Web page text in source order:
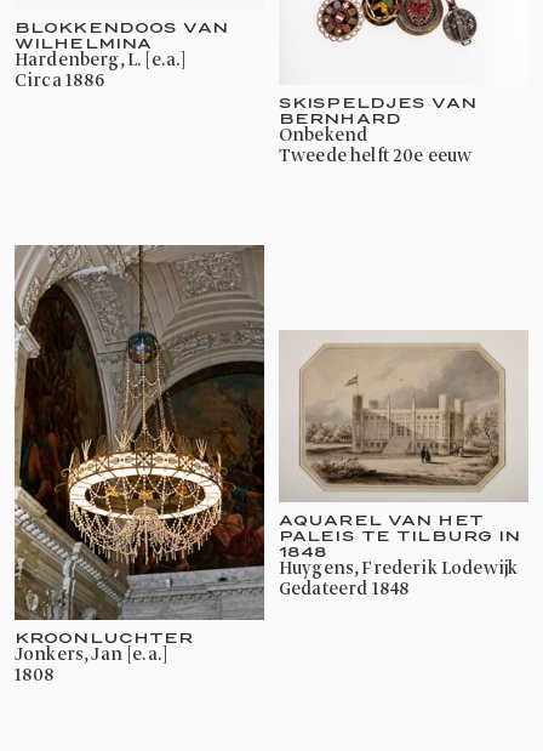
BLOKKENDOOS VAN
WILHELMINA
Hardenberg, L. [e.a.]
circa 1886
SKISPELDJES VAN
BERNHARD
onbekend
tweede helft 20e eeuw
KROONLUCHTER
Jonkers, Jan [e.a.]
1808
AQUAREL VAN HET
PALEIS TE TILBURG IN
1848
Huygens, Frederik Lodewijk
gedateerd 1848